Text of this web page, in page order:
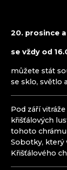
Jizerské
Desná
Liberec
Pěnčín
Zásada
JITKA
LASVIT
MOLS
20. prosince
se vždy od
můžete stát
se sklo, světlo
Pod září
křišťálových
tohoto chrámu
Sobotky, který
Křišťálového